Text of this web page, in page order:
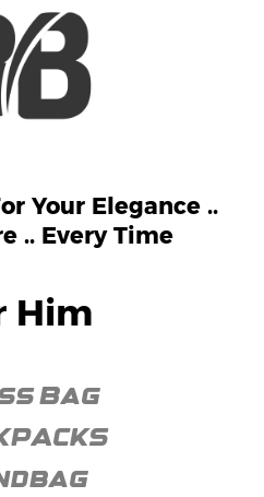
Your Elegance ..
.. Every Time
Him
Bag